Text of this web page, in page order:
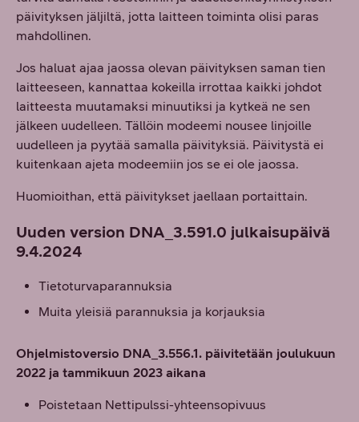
päivityksen jäljiltä, jotta laitteen toiminta olisi paras
mahdollinen.
Jos haluat ajaa jaossa olevan päivityksen saman tien
laitteeseen, kannattaa kokeilla irrottaa kaikki johdot
laitteesta muutamaksi minuutiksi ja kytkeä ne sen
jälkeen uudelleen. Tällöin modeemi nousee linjoille
uudelleen ja pyytää samalla päivityksiä. Päivitystä ei
kuitenkaan ajeta modeemiin jos se ei ole jaossa.
Huomioithan, että päivitykset jaellaan portaittain.
Uuden version DNA_3.591.0 julkaisupäivä
9.4.2024
Tietoturvaparannuksia
Muita yleisiä parannuksia ja korjauksia
Ohjelmistoversio DNA_3.556.1. päivitetään joulukuun
2022 ja tammikuun 2023 aikana
Poistetaan Nettipulssi-yhteensopivuus